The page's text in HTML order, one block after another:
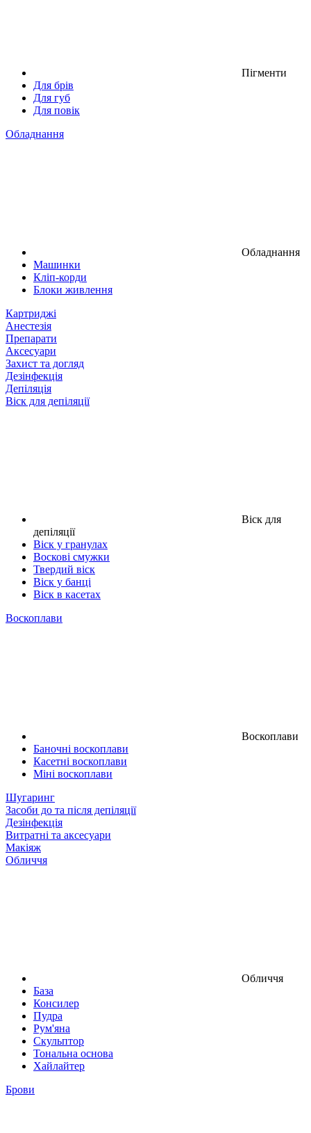
Пігменти
Для брів
Для губ
Для повік
Обладнання
Обладнання
Машинки
Кліп-корди
Блоки живлення
Картриджі
Анестезія
Препарати
Аксесуари
Захист та догляд
Дезінфекція
Депіляція
Віск для депіляції
Віск для
депіляції
Віск у гранулах
Воскові смужки
Твердий віск
Віск у банці
Віск в касетах
Воскоплави
Воскоплави
Баночні воскоплави
Касетні воскоплави
Міні воскоплави
Шугаринг
Засоби до та після депіляції
Дезінфекція
Витратні та аксесуари
Макіяж
Обличчя
Обличчя
База
Консилер
Пудра
Рум'яна
Скульптор
Тональна основа
Хайлайтер
Брови